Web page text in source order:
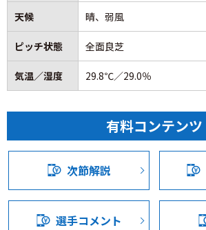
対する愛媛は、現在20位と最下位に沈
節山口戦でCKから2得点を奪って2-0で
位との勝ち点差を3に縮め、今節も勢い
ことが予想される。甲府としては相手を
も気を抜かずにきっちり勝ち切りたい
中位に位置する甲府にとって、今節の愛
位進出に向けた重要な一歩となる。守
つ、いかに得点を奪うかが課題だが、
に、持ち前の堅守とセットプレーの脅
じ開けられるか。この試合に勝利し、
せて上位進出の足掛かりにしたい。
待してました。だけど早い時間にいなく
で、そこはネーミアスは一人しかいない
お送り出しました。三平は三平のやっ
から相手のディフェンスラインと中盤
ルを収めることと、あとランニングで
りもランニングができますので、特に
でボールを持った時の相手の背中に対
うところは三平も最後までしっかりや
す。マテウスもそうですね。マテウス
てきた時にマテウスのランニングで相
突いていくというところは良かったん
す。
天候 晴、弱風
ピッチ状態 全面良芝
気温／湿度 29.8℃／29.0％
有料コンテンツ
次節解説
選手コメント